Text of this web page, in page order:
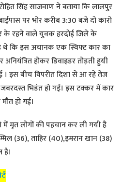
सिंह साजवाण ने बताया कि लालपुर
पर भोर करीब 3:30 बजे दो कारो
के रहने वाले युवक हरदोई जिले के
थे कि इस अचानक एक स्विफ्ट कार का
होकर डिवाइडर तोड़ती हुयी
। इस बीच विपरीत दिशा से आ रहे तेज
भिडंत हो गई। इस टक्कर में कार
हो गई।
में मृत लोगों की पहचान कर ली गयी है
(36), ताहिर (40),इमरान खान (38)